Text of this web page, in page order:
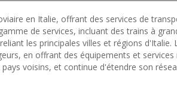
en Italie, offrant des services de
de services, incluant des trains à
les principales villes et régions d'Italie.
en offrant des équipements et services
voisins, et continue d'étendre son